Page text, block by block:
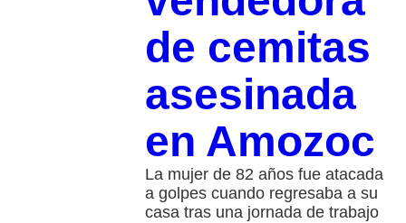
de cemitas
asesinada
en Amozoc
La mujer de 82 años fue atacada
a golpes cuando regresaba a su
casa tras una jornada de trabajo